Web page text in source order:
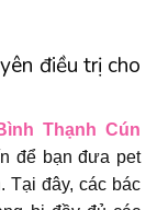
điều trị cho
Thạnh Cún
để bạn đưa pet
Tại đây, các bác